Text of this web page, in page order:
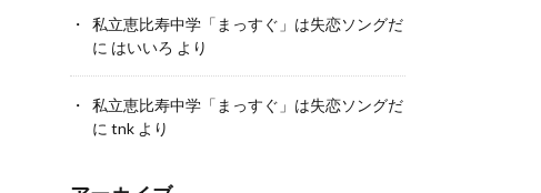
私立恵比寿中学「まっすぐ」は失恋ソングだ
に はいいろ より
私立恵比寿中学「まっすぐ」は失恋ソングだ
に tnkより